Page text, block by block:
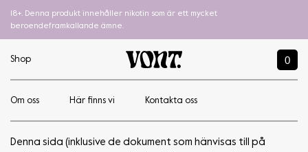
18+. Denna produkt innehåller nikotin som är ett mycket
beroendeframkallande ämne.
Shop 0
Om oss Här finns vi Kontakta oss
Köpvillkor
Denna sida (inklusive de dokument som hänvisas till på